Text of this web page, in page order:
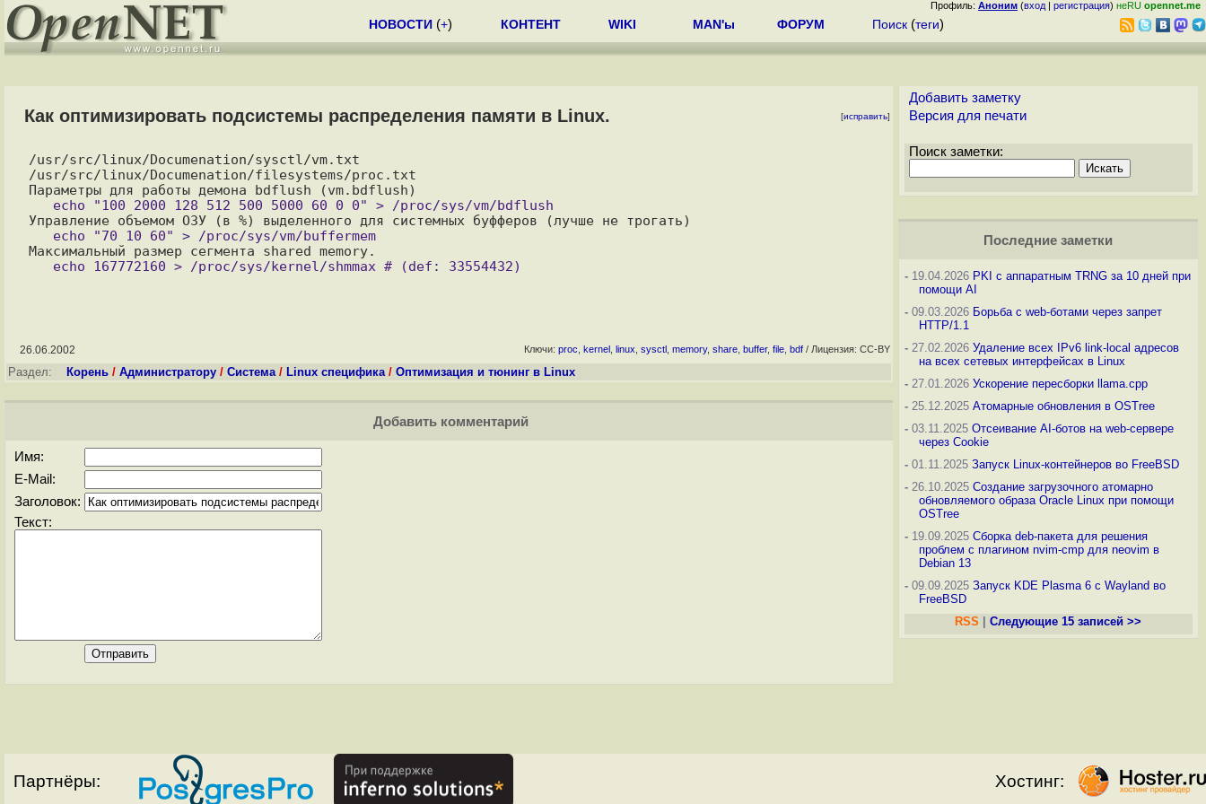
Профиль: Аноним (вход | регистрация) неRU opennet.me
НОВОСТИ (+) КОНТЕНТ WIKI MAN'ы ФОРУМ Поиск (теги)
Как оптимизировать подсистемы распределения памяти в Linux. [исправить]
/usr/src/linux/Documenation/sysctl/vm.txt
/usr/src/linux/Documenation/filesystems/proc.txt
   echo "70 10 60" > /proc/sys/vm/buffermem
26.06.2002 Ключи: proc kernel linux sysctl memory, share buffer, file bdf / Лицензия: CC-BY
Раздел: Корень / Администратору / Система/ Linux специфика/ Оптимизация и тюнинг в Linux
Добавить комментарий
Имя:
E-Mail:
Заголовок:
Текст:
Добавить заметку
Версия для печати
Поиск заметки:
Последние заметки
-19.04.2026 PKI с аппаратным TRNG за 10 дней при
помощи AI
-09.03.2026 Борьба с web-ботами через запрет
HTTP/1.1
-27.02.2026 Удаление всех IPv6 link-local адресов
на всех сетевых интерфейсах в Linux
-27.01.2026 Ускорение пересборки llama.cpp
-25.12.2025 Атомарные обновления в OSTree
-03.11.2025 Отсеивание AI-ботов на web-сервере
через Cookie
-01.11.2025 Запуск Linux-контейнеров во FreeBSD
-26.10.2025 Создание загрузочного атомарно
обновляемого образа Oracle Linux при помощи
OSTree
-19.09.2025 Сборка deb-пакета для решения
проблем с плагином nvim-cmp для neovim в
Debian 13
-09.09.2025 Запуск KDE Plasma 6 с Wayland во
FreeBSD
RSS
Следующие 15 записей >>
Партнёры: Хостинг: